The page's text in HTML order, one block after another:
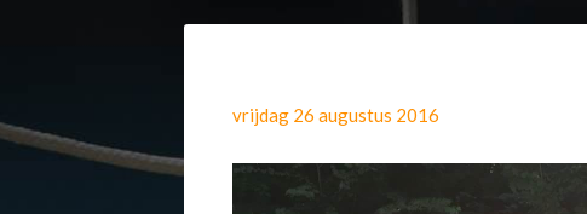
vrijdag 26 augustus 2016